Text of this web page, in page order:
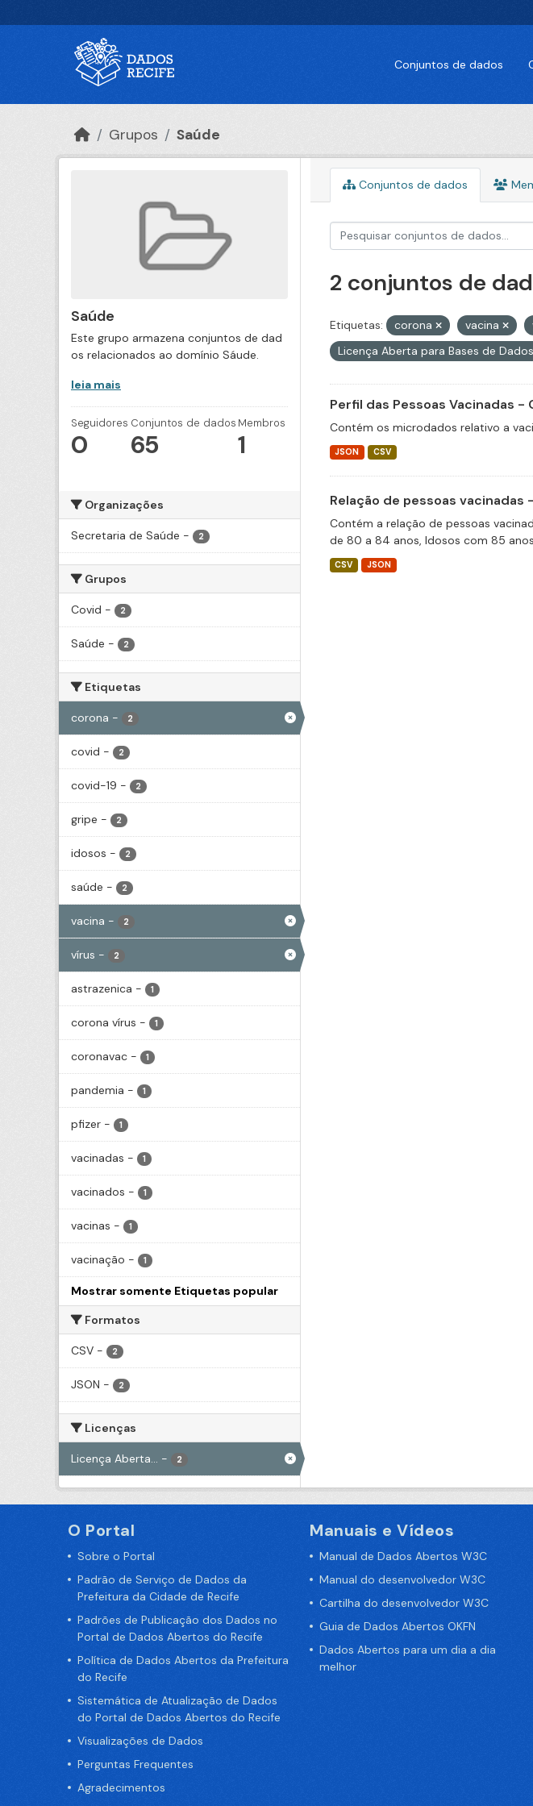
Conjuntos de dados
Grupos Saúde
Saúde
Este grupo armazena conjuntos de dad
os relacionados ao domínio Sáude.
leia mais
Seguidores
0
Conjuntos de dados
65
Membros
1
Organizações
Secretaria de Saúde - 2
Grupos
Covid - 2
Saúde - 2
Etiquetas
corona - 2
covid - 2
covid-19 - 2
gripe - 2
idosos - 2
saúde - 2
vacina - 2
vírus - 2
astrazenica - 1
corona vírus - 1
coronavac - 1
pandemia - 1
pfizer - 1
vacinadas - 1
vacinados - 1
vacinas - 1
vacinação - 1
Mostrar somente Etiquetas popular
Formatos
CSV - 2
JSON - 2
Licenças
Licença Aberta... - 2
Conjuntos de dados
2 conjuntos de
Etiquetas: corona vacina
Licença Aberta para Bases de
Perfil das Pessoas Vacinadas -
Contém os microdados relativo a
JSON CSV
Relação de pessoas vacinadas
Contém a relação de pessoas
de 80 a 84 anos, Idosos com 85
CSV JSON
O Portal
Sobre o Portal
Padrão de Serviço de Dados da
Prefeitura da Cidade de Recife
Padrões de Publicação dos Dados no
Portal de Dados Abertos do Recife
Política de Dados Abertos da Prefeitura
do Recife
Sistemática de Atualização de Dados
do Portal de Dados Abertos do Recife
Visualizações de Dados
Perguntas Frequentes
Agradecimentos
Manuais e Vídeos
Manual de Dados Abertos W3C
Manual do desenvolvedor W3C
Cartilha do desenvolvedor W3C
Guia de Dados Abertos OKFN
Dados Abertos para um dia a dia
melhor